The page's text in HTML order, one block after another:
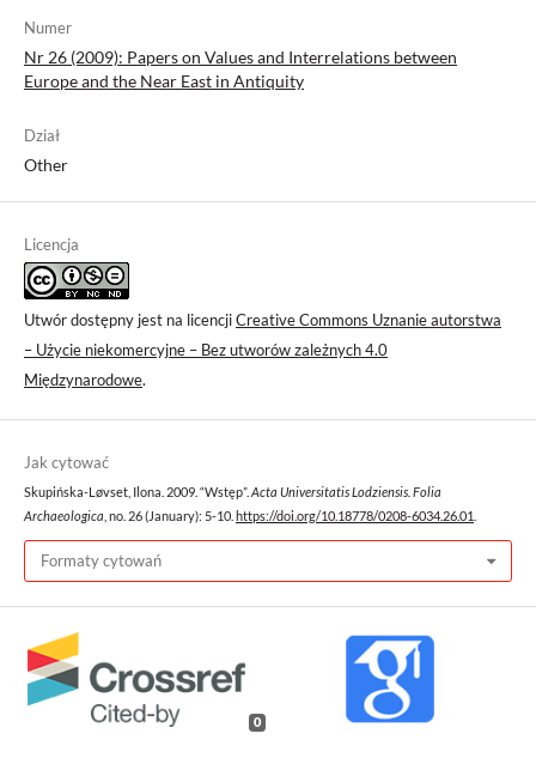
Numer
Nr 26 (2009): Papers on Values and Interrelations between
Europe and the Near East in Antiquity
Dział
Other
Licencja
Utwór dostępny jest na licencjiCreative Commons Uznanie autorstwa
– Użycie niekomercyjne – Bez utworów zależnych 4.0
Międzynarodowe.
Jak cytować
Skupińska-Løvset, Ilona. 2009. “Wstęp”. Acta Universitatis Lodziensis. Folia
Archaeologica , no. 26 (January): 5-10. https://doi.org/10.18778/0208-6034.26.01
Formaty cytowań
0